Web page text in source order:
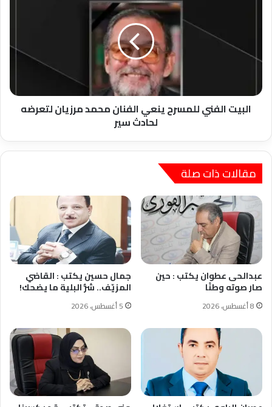
محمد
لحادث
البيت الفني للمسرح ينعي الفنان محمد مرزيان لتعرضه
لحادث سير
مقالات ذات صلة
عبدالحى عطوان يكتب : حين
صار صوته وطنًا
8 أغسطس، 2026
جمال حسين يكتب : القاضي
المزيّف.. شرُّ البلية ما يضحك!
5 أغسطس، 2026